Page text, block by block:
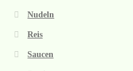
Nudeln
Reis
Saucen